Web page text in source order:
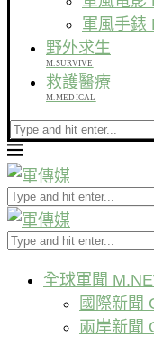
軍風手錶
野外求生
M.SURVIVE
救護醫療
M.MEDICAL
全球軍聞
國際新聞
兩岸新聞